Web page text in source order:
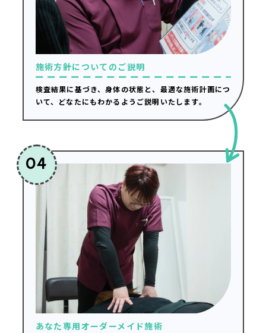
施術方針についてのご説明
検査結果に基づき、身体の状態と、最適な施術計画につ
いて、どなたにもわかるようご説明いたします。
04
あなた専用オーダーメイド施術